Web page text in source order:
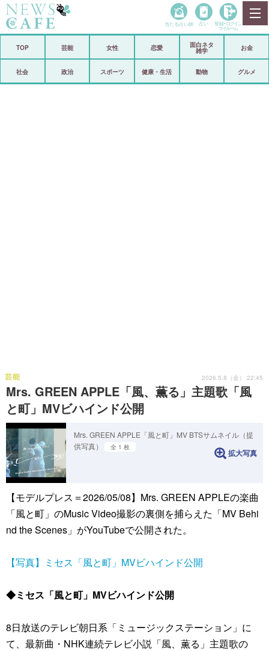
政治
当たる占い師 占い 登録• ログイン
マイルーム
TOP 芸能 女性 恋愛
面白ネタ
雑学
お金
社会 政治 スポーツ 健康・生活 動物 グルメ
Mrs. GREEN APPLE「風、薫る」主題歌「風
と町」MVビハインド公開
芸能 2026.5.8（金） 22:45
Mrs. GREEN APPLE「風と町」MV BTSサムネイル（提
供写真）
全 1 枚
拡大写真
【モデルプレス＝2026/05/08】Mrs. GREEN APPLEの楽曲
「風と町」のMusic Video撮影の裏側を捕らえた「MV Behi
nd the Scenes」がYouTubeで公開された。
【写真】ミセス「風と町」MVビハインド公開
◆ミセス「風と町」MVビハインド公開
8日放送のテレビ朝日系「ミュージックステーション」に
て、最新曲・NHK連続テレビ小説「風、薫る」主題歌の